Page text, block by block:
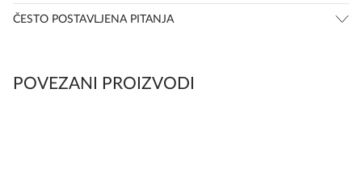
ČESTO POSTAVLJENA PITANJA
POVEZANI PROIZVODI